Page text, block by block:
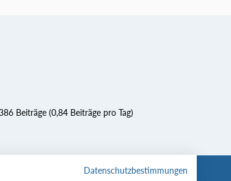
Beiträge (0,84 Beiträge pro Tag)
Datenschutzbestimmungen